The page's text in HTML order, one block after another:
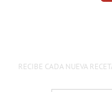
RECIBE CADA NUEVA